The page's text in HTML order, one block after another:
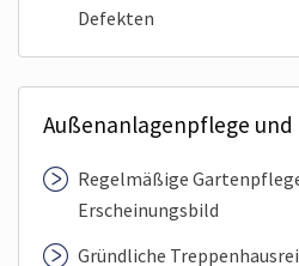
Defekten
Außenanlagenpflege und
Regelmäßige
Erscheinungsbild
Gründliche